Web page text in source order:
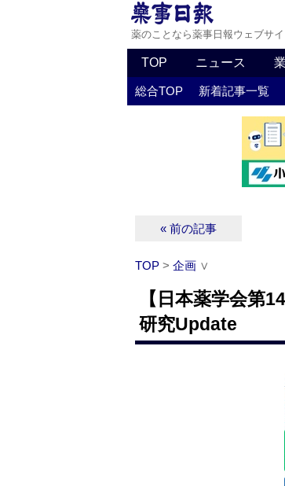
薬のことなら薬事日報ウェブサイ
TOP ニュース
総合TOP 新着記事一覧
« 前の記事
TOP > 企画 ∨
【日本薬学会第
研究Update